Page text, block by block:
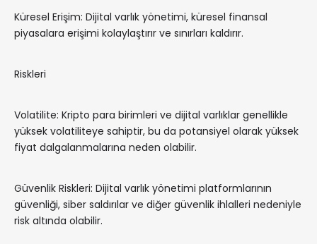
Küresel Erişim: Dijital varlık yönetimi, küresel finansal
piyasalara erişimi kolaylaştırır ve sınırları kaldırır.
Riskleri
Volatilite: Kripto para birimleri ve dijital varlıklar genellikle
yüksek volatiliteye sahiptir, bu da potansiyel olarak yüksek
fiyat dalgalanmalarına neden olabilir.
Güvenlik Riskleri: Dijital varlık yönetimi platformlarının
güvenliği, siber saldırılar ve diğer güvenlik ihlalleri nedeniyle
risk altında olabilir.